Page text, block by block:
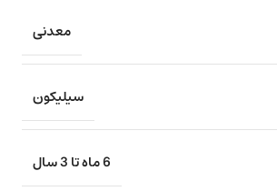
معدنی
سیلیکون
6 ماه تا 3 سال